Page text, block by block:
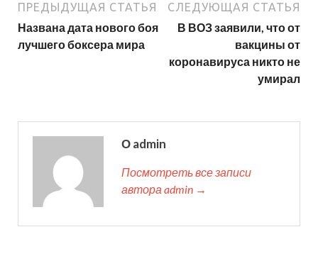
ПРЕДЫДУЩАЯ СТАТЬЯ
Названа дата нового боя
лучшего боксера мира
СЛЕДУЮЩАЯ СТАТЬЯ
В ВОЗ заявили, что от
вакцины от
коронавируса никто не
умирал
О admin
Посмотреть все записи
автора admin →